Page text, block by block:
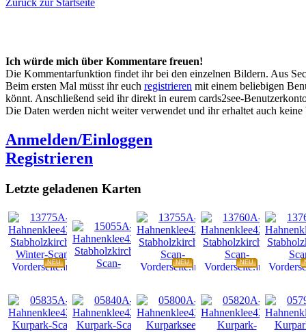
Ich würde mich über Kommentare freuen!
Die Kommentarfunktion findet ihr bei den einzelnen Bildern. Aus
Beim ersten Mal müsst ihr euch registrieren mit einem beliebigen
könnt. Anschließend seid ihr direkt in eurem cards2see-
Die Daten werden nicht weiter verwendet und ihr erhaltet auch
Anmelden/Einloggen
Registrieren
Letzte geladenen Karten
NEU NEU NEU